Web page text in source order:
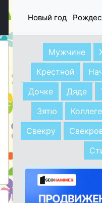
Новый год
Мужчине
Крестной
Дочке
Дяде
Зятю
Коллеге
Свекру